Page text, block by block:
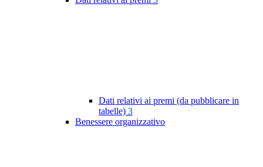
Dati relativi ai premi (da pubblicare in
tabelle) 3
Benessere organizzativo